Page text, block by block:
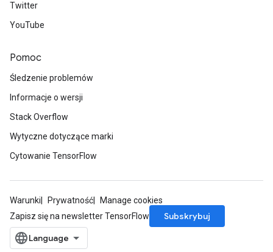
Twitter
YouTube
Pomoc
Śledzenie problemów
Informacje o wersji
Stack Overflow
Wytyczne dotyczące marki
Cytowanie TensorFlow
Warunki Prywatność
Manage cookies
Zapisz się na newsletter TensorFlow
Subskrybuj